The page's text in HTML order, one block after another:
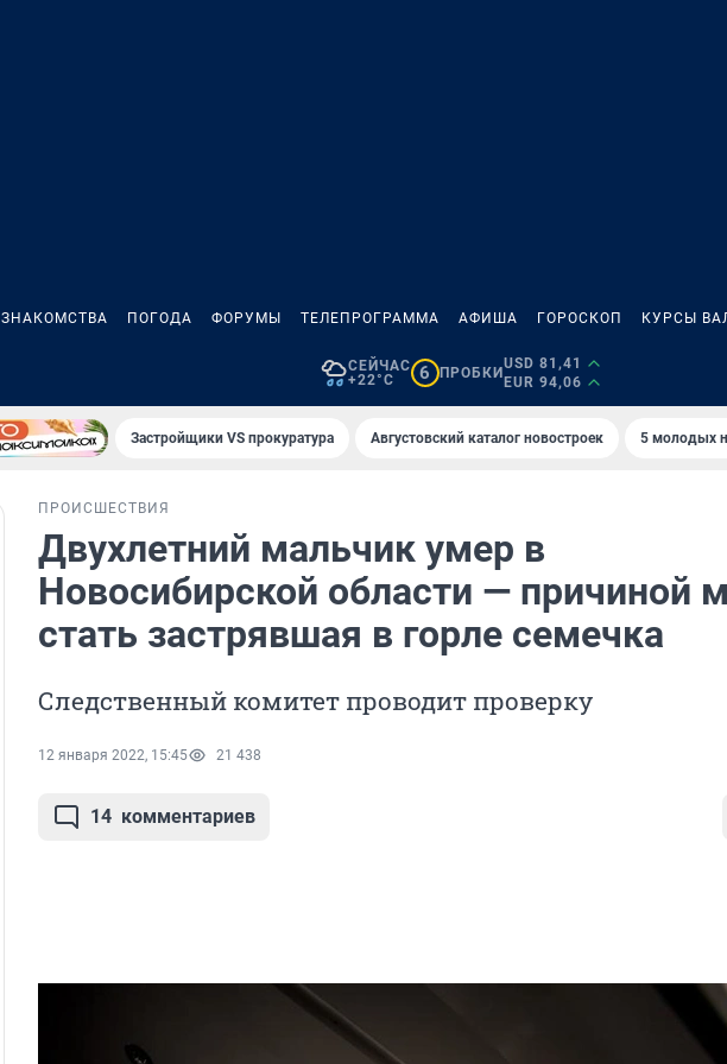
ЗНАКОМСТВА ПОГОДА ФОРУМЫ ТЕЛЕПРОГРАММА АФИША ГОРОСКОП КУРСЫ
СЕЙЧАС
+22°C
6 ПРОБКИ
USD 81,41
EUR 94,06
Застройщики VS прокуратура Августовский каталог новостроек 5 молодых
ПРОИСШЕСТВИЯ
Двухлетний мальчик умер в
Новосибирской области — причиной
стать застрявшая в горле семечка
Следственный комитет проводит проверку
12 января 2022, 15:45 21 438
14 комментариев